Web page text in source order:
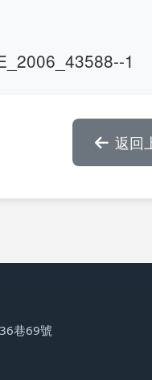
1
返回
巷69號